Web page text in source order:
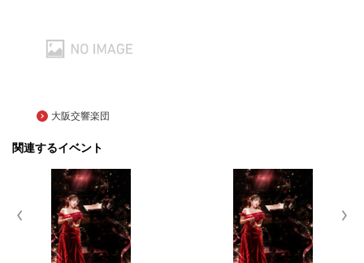
大阪交響楽団
関連するイベント